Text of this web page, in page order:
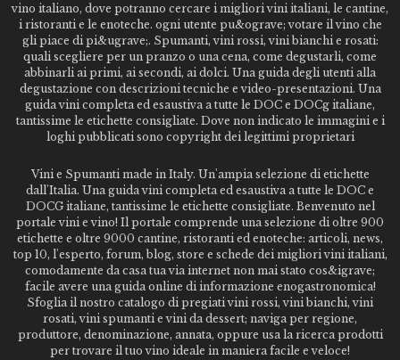
vino italiano, dove potranno cercare i migliori vini italiani, le cantine,
i ristoranti e le enoteche. ogni utente pu&ograve; votare il vino che
gli piace di pi&ugrave;. Spumanti, vini rossi, vini bianchi e rosati:
quali scegliere per un pranzo o una cena, come degustarli, come
abbinarli ai primi, ai secondi, ai dolci. Una guida degli utenti alla
degustazione con descrizioni tecniche e video-presentazioni. Una
guida vini completa ed esaustiva a tutte le DOC e DOCg italiane,
tantissime le etichette consigliate. Dove non indicato le immagini e i
loghi pubblicati sono copyright dei legittimi proprietari
Vini e Spumanti made in Italy. Un'ampia selezione di etichette
dall'Italia. Una guida vini completa ed esaustiva a tutte le DOC e
DOCG italiane, tantissime le etichette consigliate. Benvenuto nel
portale vini e vino! Il portale comprende una selezione di oltre 900
etichette e oltre 9000 cantine, ristoranti ed enoteche: articoli, news,
top 10, l'esperto, forum, blog, store e schede dei migliori vini italiani,
comodamente da casa tua via internet non mai stato cos&igrave;
facile avere una guida online di informazione enogastronomica!
Sfoglia il nostro catalogo di pregiati vini rossi, vini bianchi, vini
rosati, vini spumanti e vini da dessert; naviga per regione,
produttore, denominazione, annata, oppure usa la ricerca prodotti
per trovare il tuo vino ideale in maniera facile e veloce!